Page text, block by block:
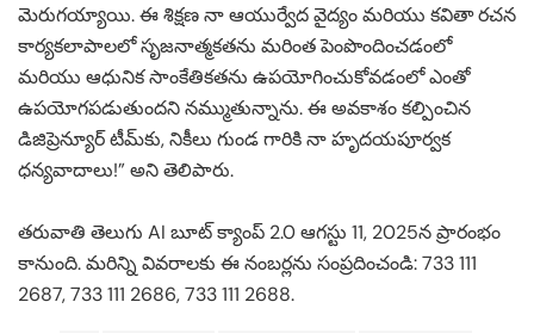
మెరుగయ్యాయి. ఈ శిక్షణ నా ఆయుర్వేద వైద్యం మరియు కవితా రచన
కార్యకలాపాలలో సృజనాత్మకతను మరింత పెంపొందించడంలో
మరియు ఆధునిక సాంకేతికతను ఉపయోగించుకోవడంలో ఎంతో
ఉపయోగపడుతుందని నమ్ముతున్నాను. ఈ అవకాశం కల్పించిన
డిజిప్రెన్యూర్ టీమ్‌కు, నికీలు గుండ గారికి నా హృదయపూర్వక
ధన్యవాదాలు!” అని తెలిపారు.
తరువాతి తెలుగు AI బూట్ క్యాంప్ 2.0 ఆగస్టు 11, 2025న ప్రారంభం
కానుంది. మరిన్ని వివరాలకు ఈ నంబర్లను సంప్రదించండి: 733 111
2687, 733 111 2686, 733 111 2688.